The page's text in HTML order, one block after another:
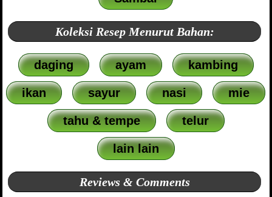
Koleksi Resep Menurut Bahan:
daging ayam kambing
ikan sayur nasi mie
tahu & tempe telur
lain lain
Reviews & Comments